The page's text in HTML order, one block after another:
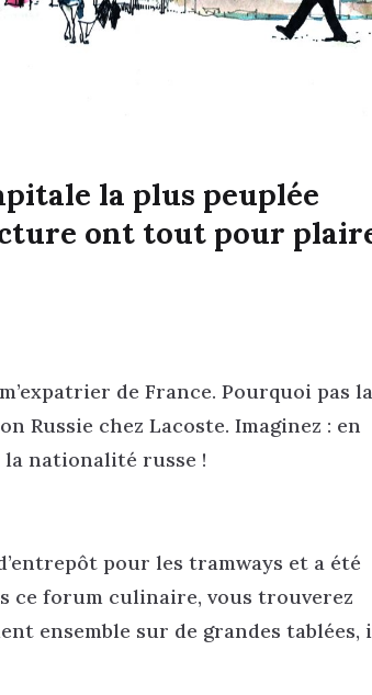
la plus peuplée
ont tout pour
de France. Pourquoi pas
Russie chez Lacoste. Imaginez : en
la nationalité russe !
pour les tramways et a été
ce forum culinaire, vous trouverez
ensemble sur de grandes tablées,